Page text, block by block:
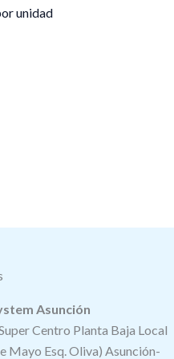
unidad
Asunción
Centro Planta Baja Local
Mayo Esq. Oliva) Asunción-